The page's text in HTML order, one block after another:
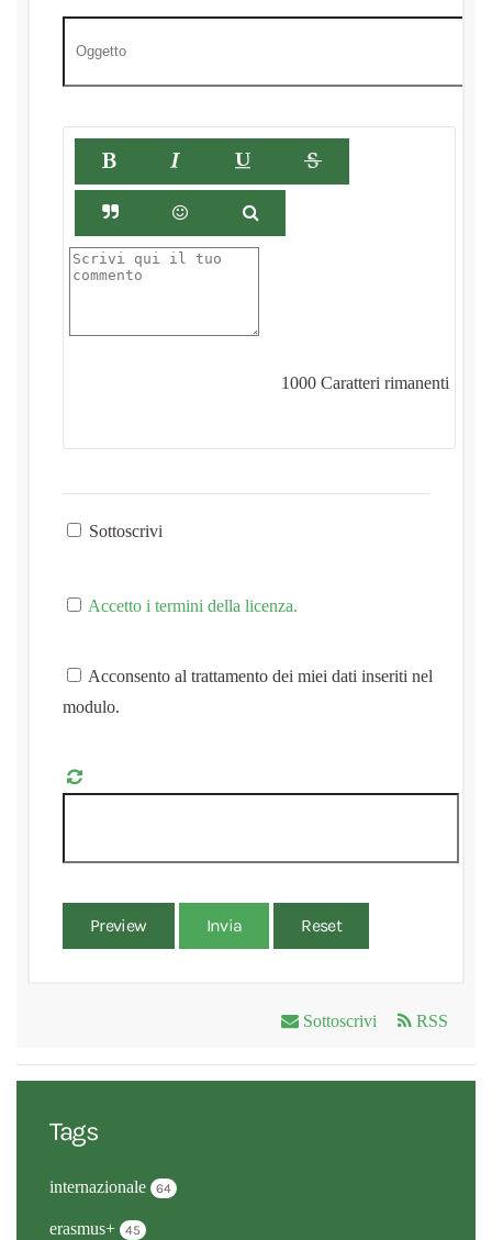
1000 Caratteri rimanenti
Sottoscrivi
Accetto i termini della licenza.
Acconsento al trattamento dei miei dati inseriti nel
modulo.
Preview Invia Reset
Sottoscrivi RSS
Tags
internazionale 64
erasmus+ 45